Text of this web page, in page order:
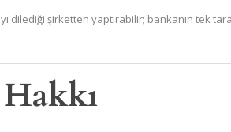
dilediği şirketten yaptırabilir; bankanın tek